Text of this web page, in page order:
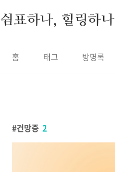
쉼표하나, 힐링하나
홈 태그 방명록
건망증 2